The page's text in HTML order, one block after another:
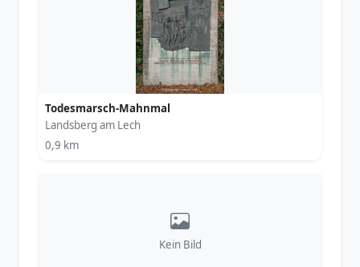
Todesmarsch-Mahnmal
Landsberg am Lech
0,9 km
Kein Bild